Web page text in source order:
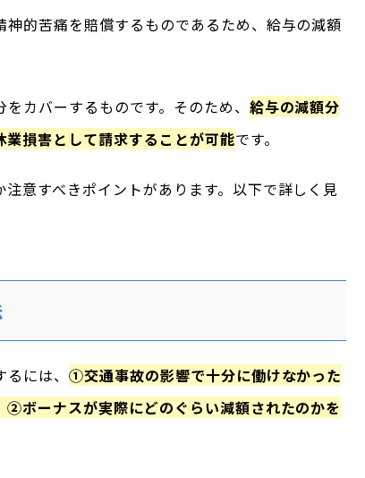
的苦痛を賠償するものであるため、給与の減額
カバーするものです。そのため、 給与の減額分
損害として請求することが可能です。
意すべきポイントがあります。以下で詳しく見
るには、①交通事故の影響で十分に働けなかった
②ボーナスが実際にどのぐらい減額されたのかを